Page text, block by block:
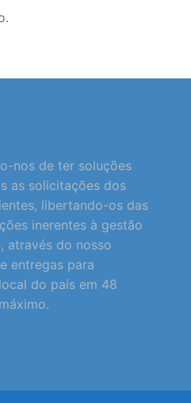
nos de ter soluções
as solicitações dos
libertando-os das
inerentes à gestão
através do nosso
entregas para
do país em 48